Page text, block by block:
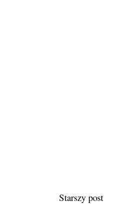
Starszy post